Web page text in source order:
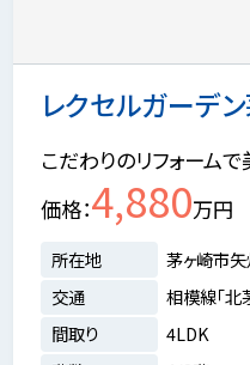
レクセルガーデ
こだわりのリフォーム
価格 4,880万円
所在地
茅ヶ崎市
交通
相模線「北
間取り
4LDK